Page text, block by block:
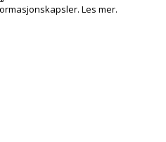
Les mer.